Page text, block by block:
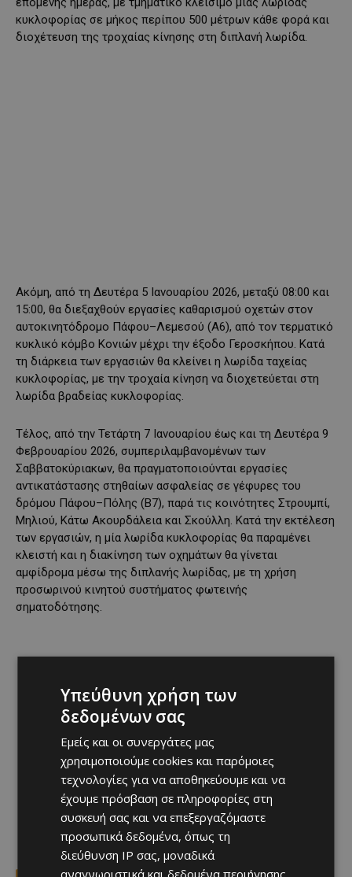
κυκλοφορίας σε μήκος περίπου 500 μέτρων κάθε φορά και
διοχέτευση της τροχαίας κίνησης στη διπλανή λωρίδα.
Ακόμη, από τη Δευτέρα 5 Ιανουαρίου 2026, μεταξύ 08:00 και
15:00, θα διεξαχθούν εργασίες καθαρισμού οχετών στον
αυτοκινητόδρομο Πάφου–Λεμεσού (Α6), από τον τερματικό
κυκλικό κόμβο Κονιών μέχρι την έξοδο Γεροσκήπου. Κατά
τη διάρκεια των εργασιών θα κλείνει η λωρίδα ταχείας
κυκλοφορίας, με την τροχαία κίνηση να διοχετεύεται στη
λωρίδα βραδείας κυκλοφορίας.
Τέλος, από την Τετάρτη 7 Ιανουαρίου έως και τη Δευτέρα 9
Φεβρουαρίου 2026, συμπεριλαμβανομένων των
Σαββατοκύριακων, θα πραγματοποιούνται εργασίες
αντικατάστασης στηθαίων ασφαλείας σε γέφυρες του
δρόμου Πάφου–Πόλης (Β7), παρά τις κοινότητες Στρουμπί,
Μηλιού, Κάτω Ακουρδάλεια και Σκούλλη. Κατά την εκτέλεση
των εργασιών, η μία λωρίδα κυκλοφορίας θα παραμένει
κλειστή και η διακίνηση των οχημάτων θα γίνεται
αμφίδρομα μέσω της διπλανής λωρίδας, με τη χρήση
προσωρινού κινητού συστήματος φωτεινής
σηματοδότησης.
Υπεύθυνη χρήση των
δεδομένων σας
Εμείς και οι συνεργάτες μας
χρησιμοποιούμε cookies και παρόμοιες
τεχνολογίες για να αποθηκεύουμε και να
έχουμε πρόσβαση σε πληροφορίες στη
συσκευή σας και να επεξεργαζόμαστε
προσωπικά δεδομένα, όπως τη
διεύθυνση IP σας, μοναδικά
αναγνωριστικά και δεδομένα περιήγησης,